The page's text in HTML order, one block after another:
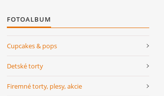
FOTOALBUM
Cupcakes & pops
Detské torty
Firemné torty, plesy, akcie